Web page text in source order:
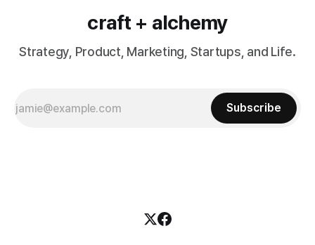
craft + alchemy
Strategy, Product, Marketing, Startups, and Life.
Subscribe